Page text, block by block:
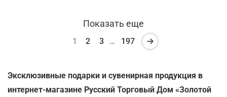
Показать еще
1 2 3 … 197
Эксклюзивные подарки и сувенирная продукция в
интернет-магазине Русский Торговый Дом «Золотой